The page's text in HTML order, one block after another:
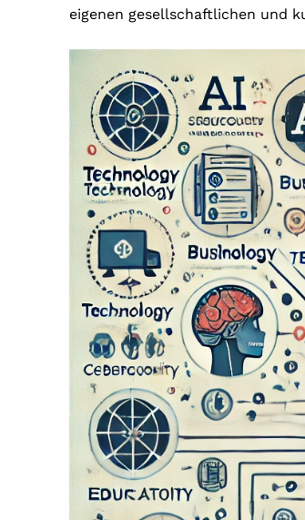
eigenen gesellschaftlichen und